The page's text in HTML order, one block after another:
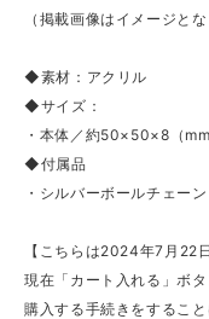
（掲載画像はイメージと
◆素材：アクリル
◆サイズ：
・本体／約50×50×8（mm
◆付属品
・シルバーボールチェーン
【こちらは2024年7月22
現在「カート入れる」ボ
購入する手続きをすること